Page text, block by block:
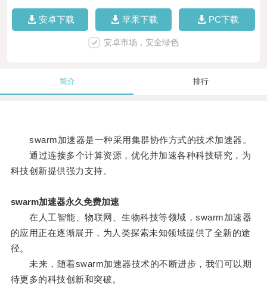
安卓下载 苹果下载 PC下载
安卓市场，安全绿色
简介 排行
swarm加速器是一种采用集群协作方式的技术加速器。
通过连接多个计算资源，优化并加速各种科技研究，为
科技创新提供强力支持。
swarm加速器永久免费加速
在人工智能、物联网、生物科技等领域，swarm加速器
的应用正在逐渐展开，为人类探索未知领域提供了全新的途
径。
未来，随着swarm加速器技术的不断进步，我们可以期
待更多的科技创新和突破。